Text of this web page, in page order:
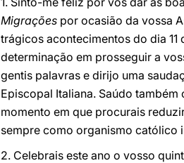
Migrações por ocasião da vossa
trágicos acontecimentos do dia
determinação em prosseguir a
gentis palavras e dirijo uma
Episcopal Italiana. Saúdo
momento em que procurais
sempre como organismo católico
2. Celebrais este ano o vosso